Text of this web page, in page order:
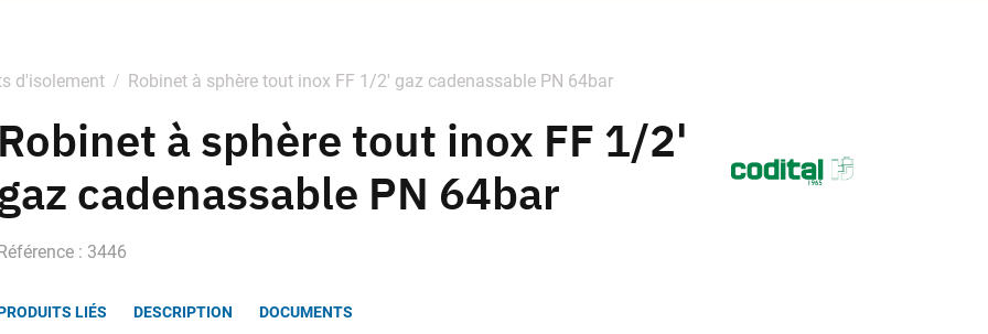
d'isolement Robinet à sphère tout inox FF 1/2' gaz cadenassable PN 64bar
Robinet à sphère tout inox FF 1/2'
gaz cadenassable PN 64bar
: 3446
LIÉS DESCRIPTION DOCUMENTS